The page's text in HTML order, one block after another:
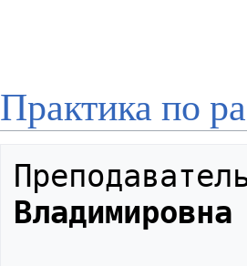
Практика по
Владимировна